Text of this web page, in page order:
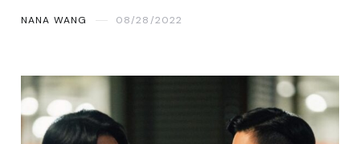
NANA WANG 08/28/2022